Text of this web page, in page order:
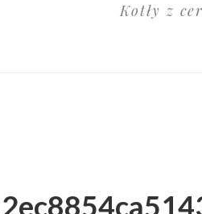
Kotły z